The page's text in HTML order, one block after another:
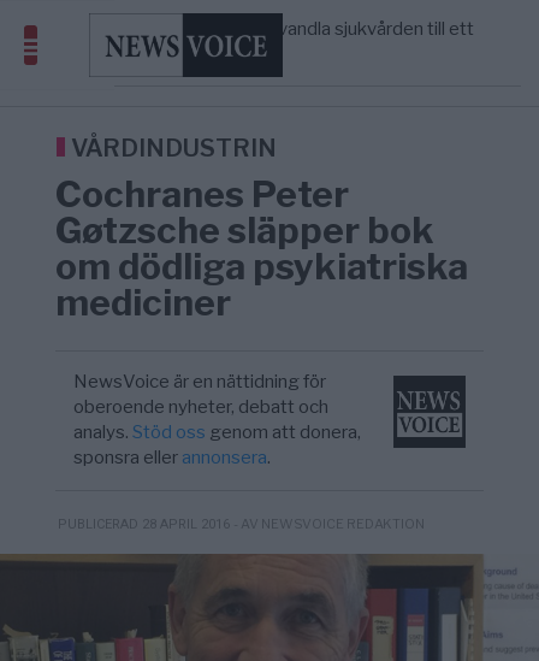
5/8
S och KD vill omvandla sjukvården till ett
geografiskt apartheidsystem
AFRIKA
Massiv anstormning till Ceuta – Misstankar
America” – Finally
VÅRDINDUSTRIN
Cochranes Peter
Gøtzsche släpper bok
om dödliga psykiatriska
mediciner
NewsVoice är en nättidning för
oberoende nyheter, debatt och
analys.Stöd oss genom att donera,
sponsra eller annonsera.
PUBLICERAD 28 APRIL 2016 - AV NEWSVOICE REDAKTION